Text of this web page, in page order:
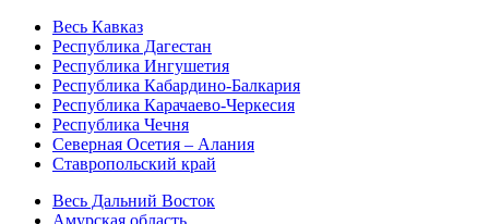
Весь Кавказ
Республика Дагестан
Республика Ингушетия
Республика Кабардино-Балкария
Республика Карачаево-Черкесия
Республика Чечня
Северная Осетия – Алания
Ставропольский край
Весь Дальний Восток
Амурская область